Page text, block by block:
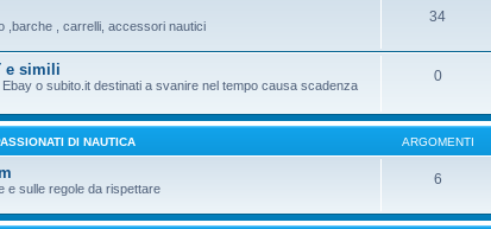
,barche , carrelli, accessori nautici
34
e simili
o subito.it destinati a svanire nel tempo causa scadenza
0
DI NAUTICA ARGOMENTI
e sulle regole da rispettare
6